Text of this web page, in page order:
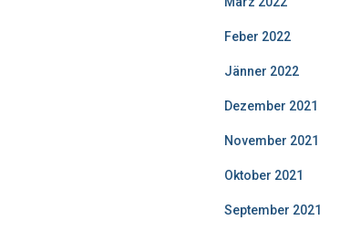
Feber 2022
Jänner 2022
Dezember 2021
November 2021
Oktober 2021
September 2021